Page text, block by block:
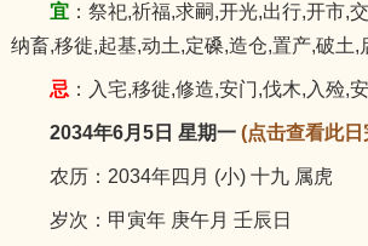
宜：祭祀,祈福,求嗣,开光,出行,开市,
纳畜,移徙,起基,动土,定磉,造仓,置产,破土,
忌 ：入宅,移徙,修造,安门,伐木,入殓,
2034年6月5日 星期一 (点击查看此
农历：2034年四月 (小) 十九 属虎
岁次：甲寅年 庚午月 壬辰日